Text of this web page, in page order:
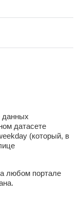
данных
датасете
(который, в
любом портале